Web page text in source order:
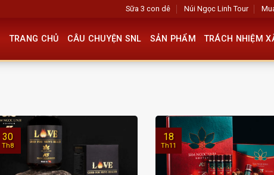
Sữa 3 con dê Núi Ngọc Linh Tour
TRANG CHỦ CÂU CHUYỆN SNL SẢN PHẨM TRÁCH NHIỆM
30
Th8
18
Th11